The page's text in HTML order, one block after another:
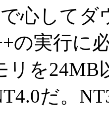
心して
の実行に
リを
だ。